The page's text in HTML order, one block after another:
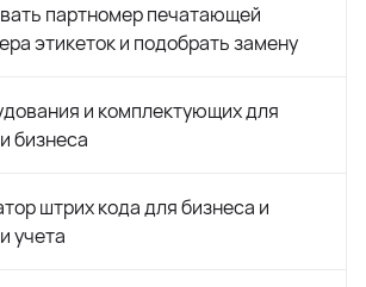
партномер печатающей
этикеток и подобрать замену
и комплектующих для
бизнеса
штрих кода для бизнеса и
учета